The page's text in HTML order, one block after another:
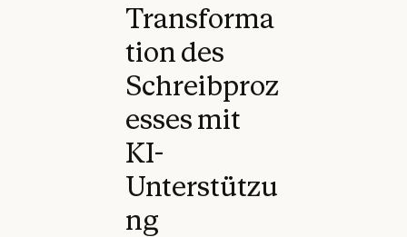
Transforma
tion des
Schreibproz
esses mit
KI-
Unterstützu
ng